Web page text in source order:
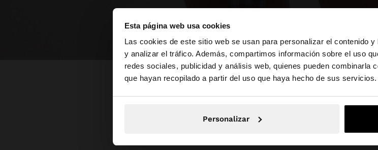
Esta página web usa cookies
Las cookies de este sitio web se usan para personalizar el contenido
y analizar el tráfico. Además, compartimos información sobre el uso
redes sociales, publicidad y análisis web, quienes pueden combinarla
que hayan recopilado a partir del uso que haya hecho de sus servicios.
Personalizar
hola
Estás accediendo a la web de Costa Rica. ¿Quieres ir a la
No, continuar en la web de